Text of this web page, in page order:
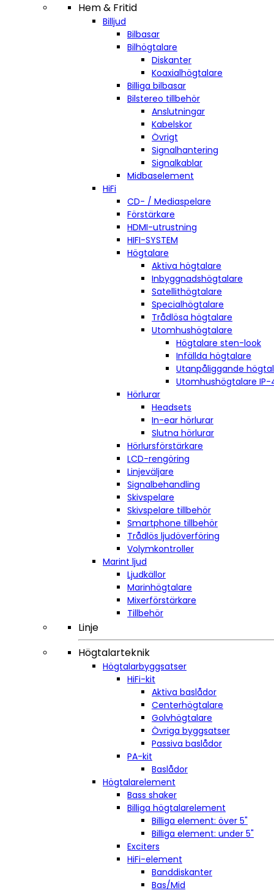
Hem & Fritid
Billjud
Bilbasar
Bilhögtalare
Diskanter
Koaxialhögtalare
Billiga bilbasar
Bilstereo tillbehör
Anslutningar
Kabelskor
Övrigt
Signalhantering
Signalkablar
Midbaselement
HiFi
CD- / Mediaspelare
Förstärkare
HDMI-utrustning
HIFI-SYSTEM
Högtalare
Aktiva högtalare
Inbyggnadshögtalare
Satellithögtalare
Specialhögtalare
Trådlösa högtalare
Utomhushögtalare
Högtalare sten-look
Infällda högtalare
Utanpåliggande
Utomhushögtalare IP-
Hörlurar
Headsets
In-ear hörlurar
Slutna hörlurar
Hörlursförstärkare
LCD-rengöring
Linjeväljare
Signalbehandling
Skivspelare
Skivspelare tillbehör
Smartphone tillbehör
Trådlös ljudöverföring
Volymkontroller
Marint ljud
Ljudkällor
Marinhögtalare
Mixerförstärkare
Tillbehör
Linje
Högtalarteknik
Högtalarbyggsatser
HiFi-kit
Aktiva baslådor
Centerhögtalare
Golvhögtalare
Övriga byggsatser
Passiva baslådor
PA-kit
Baslådor
Högtalarelement
Bass shaker
Billiga högtalarelement
Billiga element: över 5"
Billiga element: under 5"
Exciters
HiFi-element
Banddiskanter
Bas/Mid